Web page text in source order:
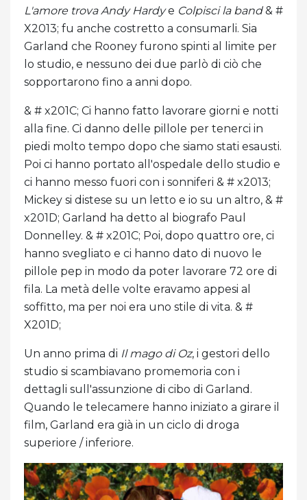
L'amore trova Andy Hardye Colpisci la band& #
X2013; fu anche costretto a consumarli. Sia
Garland che Rooney furono spinti al limite per
lo studio, e nessuno dei due parlò di ciò che
sopportarono fino a anni dopo.
& # x201C; Ci hanno fatto lavorare giorni e notti
alla fine. Ci danno delle pillole per tenerci in
piedi molto tempo dopo che siamo stati esausti.
Poi ci hanno portato all'ospedale dello studio e
ci hanno messo fuori con i sonniferi & # x2013;
Mickey si distese su un letto e io su un altro, & #
x201D; Garland ha detto al biografo Paul
Donnelley. & # x201C; Poi, dopo quattro ore, ci
hanno svegliato e ci hanno dato di nuovo le
pillole pep in modo da poter lavorare 72 ore di
fila. La metà delle volte eravamo appesi al
soffitto, ma per noi era uno stile di vita. & #
X201D;
Un anno prima di Il mago di Oz, i gestori dello
studio si scambiavano promemoria con i
dettagli sull'assunzione di cibo di Garland.
Quando le telecamere hanno iniziato a girare il
film, Garland era già in un ciclo di droga
superiore / inferiore.